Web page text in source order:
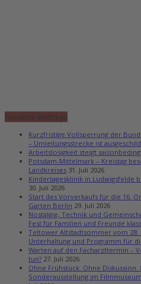
Neueste Beiträge
Kurzfristige Vollsperrung der
– Umleitungsstrecke ist
Arbeitslosigkeit steigt
Potsdam-Mittelmark – Kreistag
Landkreises 31. Juli 2026
Kindertagesklinik in Ludwigsfelde
30. Juli 2026
Start des Vorverkaufs für die 16.
Garten Berlin 29. Juli 2026
Nostalgie, Technik und
Fest für Familien und Freunde
Teltower Altstadtsommer vom 28.
Unterhaltung und Programm für
Warten auf den Facharzttermin –
tun? 27. Juli 2026
Ohne Frühstück. Ohne Diskussion.
Sonderausstellung im